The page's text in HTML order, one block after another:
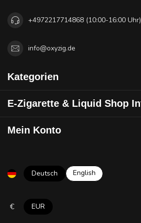
+4972217714868 (10:00-16:00 Uhr)
info@oxyzig.de
Kategorien
E-Zigarette & Liquid Shop
Mein Konto
Deutsch English
€ EUR